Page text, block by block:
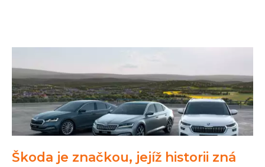
Škoda je značkou, jejíž historii zná